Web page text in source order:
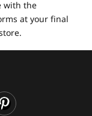
with the
at your final